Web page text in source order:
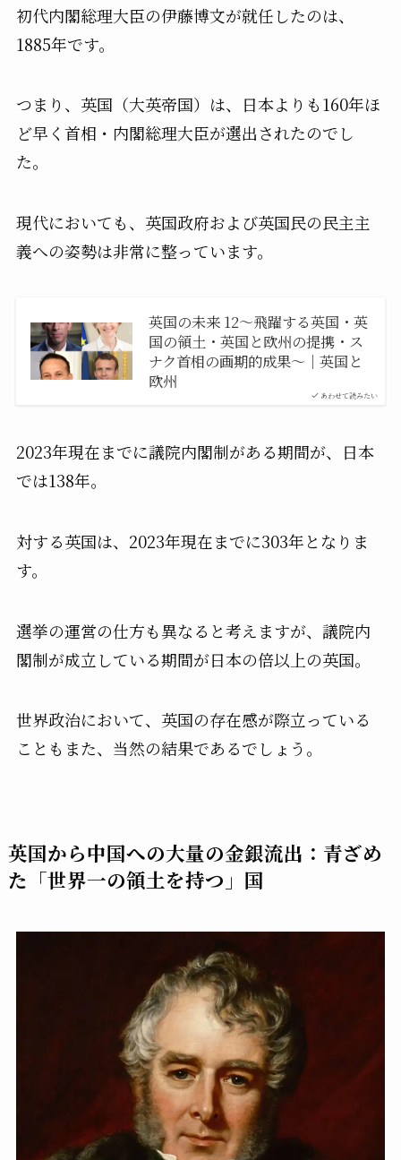
初代内閣総理大臣の伊藤博文が就任したのは、
1885年です。
つまり、英国（大英帝国）は、日本よりも160年ほ
ど早く首相・内閣総理大臣が選出されたのでし
た。
現代においても、英国政府および英国民の民主主
義への姿勢は非常に整っています。
あわせて読みたい
英国の未来 12〜飛躍する英国・英
国の領土・英国と欧州の提携・ス
ナク首相の画期的成果〜｜英国と
欧州
2023年現在までに議院内閣制がある期間が、日本
では138年。
対する英国は、2023年現在までに303年となりま
す。
選挙の運営の仕方も異なると考えますが、議院内
閣制が成立している期間が日本の倍以上の英国。
世界政治において、英国の存在感が際立っている
こともまた、当然の結果であるでしょう。
英国から中国への大量の金銀流出：青ざめ
た「世界一の領土を持つ」国